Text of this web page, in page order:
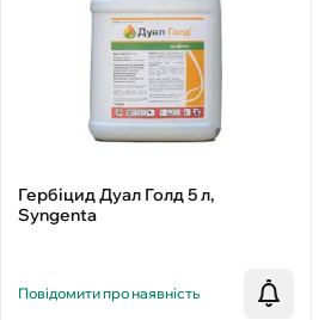
Гербіцид Дуал Голд 5 л,
Syngenta
Повідомити про наявність